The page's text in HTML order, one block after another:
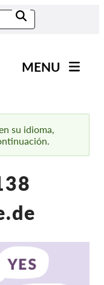
MENU
rights!
su idioma,